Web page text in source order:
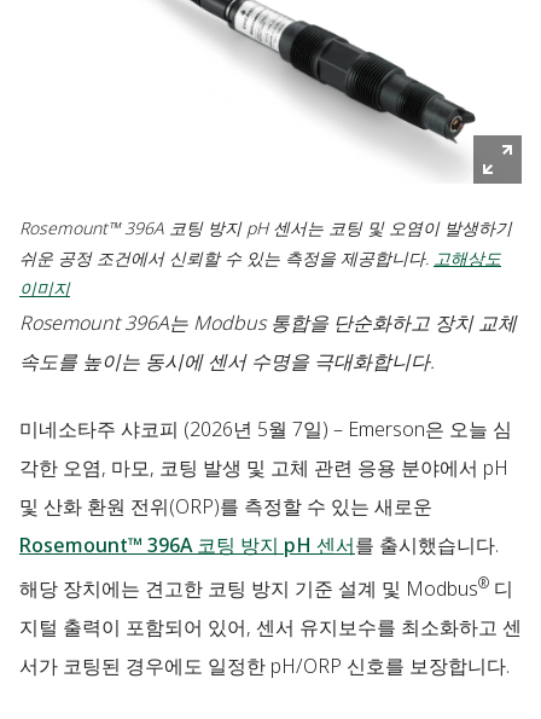
Rosemount™ 396A 코팅 방지 pH 센서는 코팅 및 오염이 발생하기
쉬운 공정 조건에서 신뢰할 수 있는 측정을 제공합니다. 고해상도
이미지
Rosemount 396A는 Modbus 통합을 단순화하고 장치 교체
속도를 높이는 동시에 센서 수명을 극대화합니다.
미네소타주 샤코피 (2026년 5월 7일) – Emerson은 오늘 심
각한 오염, 마모, 코팅 발생 및 고체 관련 응용 분야에서 pH
및 산화 환원 전위(ORP)를 측정할 수 있는 새로운
Rosemount™ 396A 코팅 방지 pH 센서를 출시했습니다.
해당 장치에는 견고한 코팅 방지 기준 설계 및 Modbus® 디
지털 출력이 포함되어 있어, 센서 유지보수를 최소화하고 센
서가 코팅된 경우에도 일정한 pH/ORP 신호를 보장합니다.